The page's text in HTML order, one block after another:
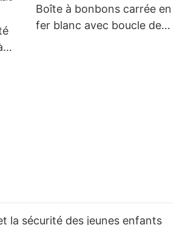
Boîte à bonbons carrée en
fer blanc avec boucle de
la sécurité des jeunes enfants